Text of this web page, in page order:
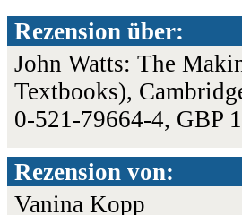
Rezension über:
John Watts: The
Textbooks),
0-521-79664-4, GBP
Rezension von:
Vanina Kopp